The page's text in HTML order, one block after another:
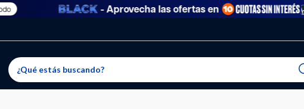
- Aprovecha las ofertas en
El producto ha sido eliminado correctamente
ha sido agregado a tu lista de favoritos correctamente
para agregar uno nuevo ingresa a “Mi cuenta” y elimina